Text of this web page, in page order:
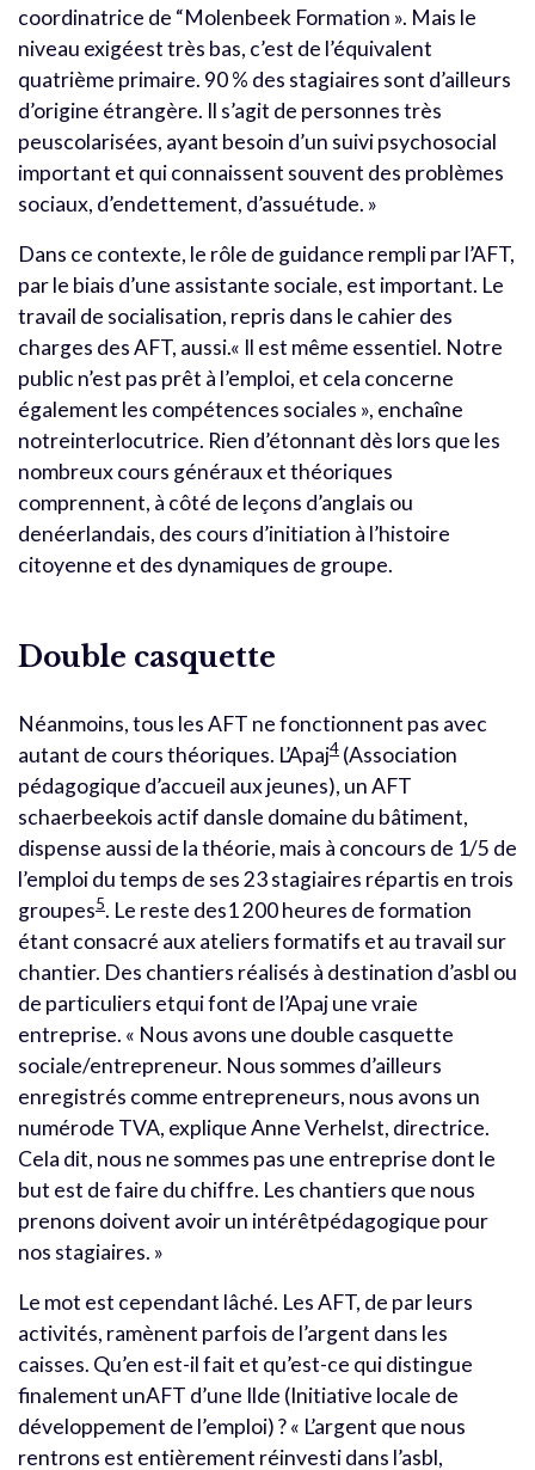
coordinatrice de “Molenbeek Formation ». Mais le
niveau exigéest très bas, c’est de l’équivalent
quatrième primaire. 90 % des stagiaires sont d’ailleurs
d’origine étrangère. Il s’agit de personnes très
peuscolarisées, ayant besoin d’un suivi psychosocial
important et qui connaissent souvent des problèmes
sociaux, d’endettement, d’assuétude. »
Dans ce contexte, le rôle de guidance rempli par l’AFT,
par le biais d’une assistante sociale, est important. Le
travail de socialisation, repris dans le cahier des
charges des AFT, aussi.« Il est même essentiel. Notre
public n’est pas prêt à l’emploi, et cela concerne
également les compétences sociales », enchaîne
notreinterlocutrice. Rien d’étonnant dès lors que les
nombreux cours généraux et théoriques
comprennent, à côté de leçons d’anglais ou
denéerlandais, des cours d’initiation à l’histoire
citoyenne et des dynamiques de groupe.
Double casquette
Néanmoins, tous les AFT ne fonctionnent pas avec
autant de cours théoriques. L’Apaj4 (Association
pédagogique d’accueil aux jeunes), un AFT
schaerbeekois actif dansle domaine du bâtiment,
dispense aussi de la théorie, mais à concours de 1/5 de
l’emploi du temps de ses 23 stagiaires répartis en trois
groupes5. Le reste des1 200 heures de formation
étant consacré aux ateliers formatifs et au travail sur
chantier. Des chantiers réalisés à destination d’asbl ou
de particuliers etqui font de l’Apaj une vraie
entreprise. « Nous avons une double casquette
sociale/entrepreneur. Nous sommes d’ailleurs
enregistrés comme entrepreneurs, nous avons un
numérode TVA, explique Anne Verhelst, directrice.
Cela dit, nous ne sommes pas une entreprise dont le
but est de faire du chiffre. Les chantiers que nous
prenons doivent avoir un intérêtpédagogique pour
nos stagiaires. »
Le mot est cependant lâché. Les AFT, de par leurs
activités, ramènent parfois de l’argent dans les
caisses. Qu’en est-il fait et qu’est-ce qui distingue
finalement unAFT d’une Ilde (Initiative locale de
développement de l’emploi) ? « L’argent que nous
rentrons est entièrement réinvesti dans l’asbl,